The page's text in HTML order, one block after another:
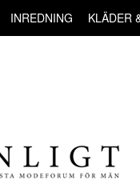
INREDNING KLÄDER